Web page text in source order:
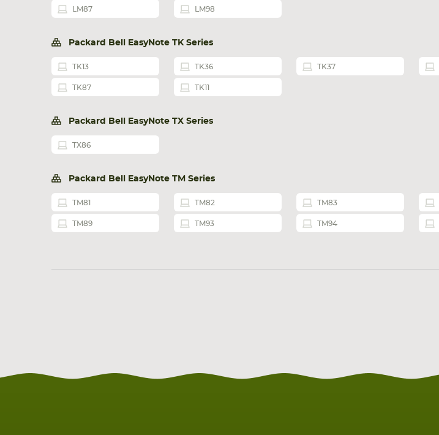
LM87 LM98
Packard Bell EasyNote TK Series
TK13 TK36 TK37
TK87 TK11
Packard Bell EasyNote TX Series
TX86
Packard Bell EasyNote TM Series
TM81 TM82 TM83
TM89 TM93 TM94